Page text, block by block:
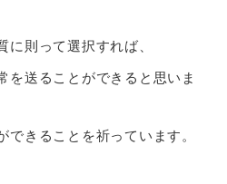
に則って選択すれば、
を送ることができると思いま
きることを祈っています。